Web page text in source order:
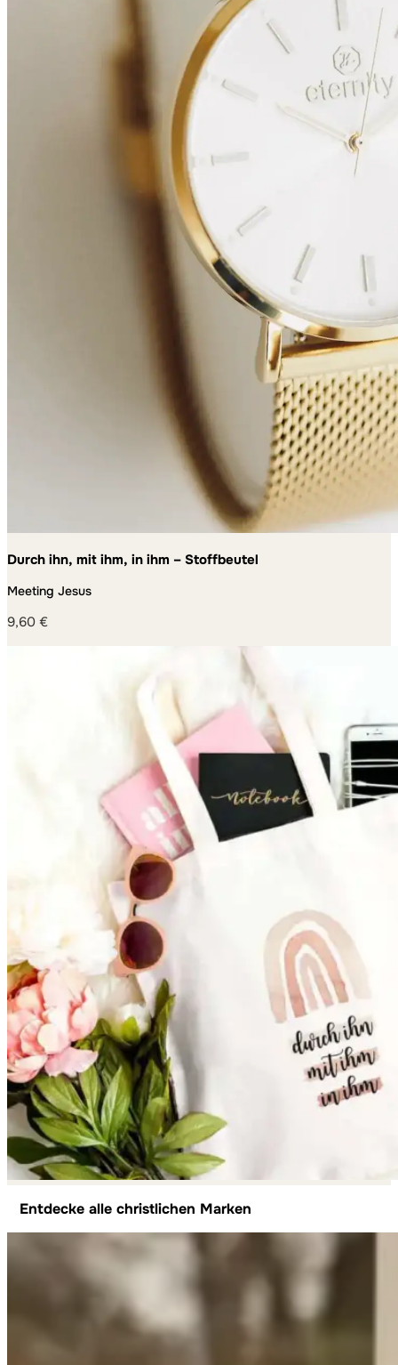
Durch ihn, mit ihm, in ihm – Stoffbeutel
Meeting Jesus
9,60 €
Entdecke alle christlichen Marken